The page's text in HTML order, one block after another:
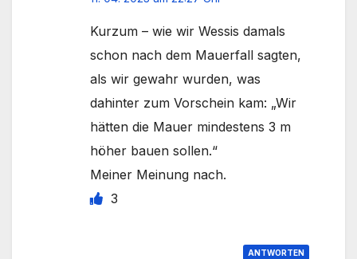
Kurzum – wie wir Wessis damals
schon nach dem Mauerfall sagten,
als wir gewahr wurden, was
dahinter zum Vorschein kam: „Wir
hätten die Mauer mindestens 3 m
höher bauen sollen.“
Meiner Meinung nach.
3
ANTWORTEN